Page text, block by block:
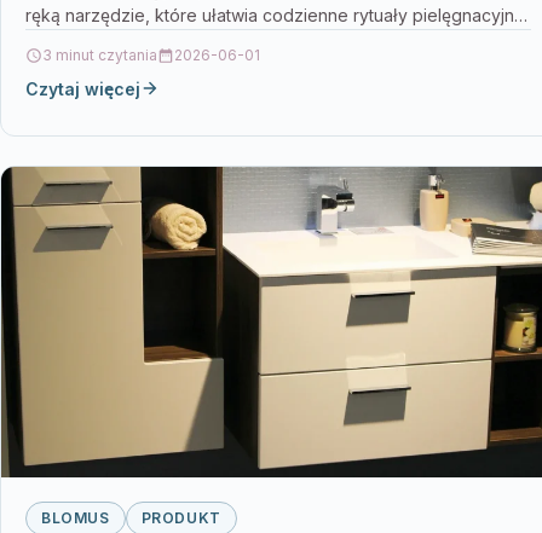
ręką narzędzie, które ułatwia codzienne rytuały pielęgnacyjne,
3 minut czytania 2026-06-01
Czytaj więcej
BLOMUS PRODUKT